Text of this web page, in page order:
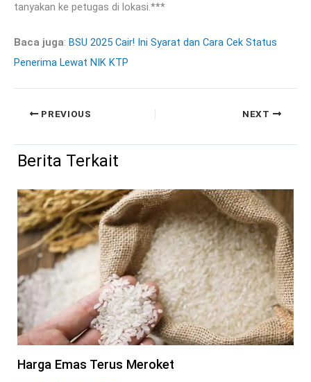
tanyakan ke petugas di lokasi.***
Baca juga: BSU 2025 Cair! Ini Syarat dan Cara Cek Status
Penerima Lewat NIK KTP
PREVIOUS NEXT
Berita Terkait
Harga Emas Terus Meroket